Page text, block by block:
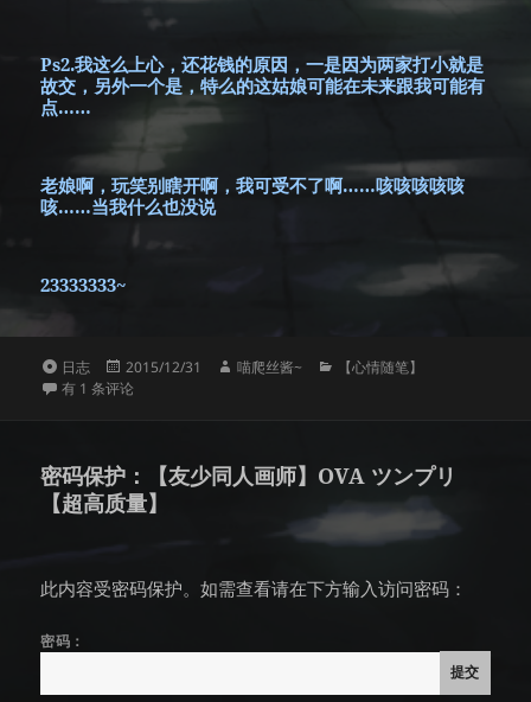
Ps2.我这么上心，还花钱的原因，一是因为两家打小就是
故交，另外一个是，特么的这姑娘可能在未来跟我可能有
点……
老娘啊，玩笑别瞎开啊，我可受不了啊……咳咳咳咳咳
咳……当我什么也没说
23333333~
格
式
日志
发
布
2015/12/31
作
喵爬丝酱~
分【心情随笔】
朋友手机丢了，帮他找，现在查iccid居然要100元了……
有 1 条评论
密码保护：【友少同人画师】OVA ツンプリ
【超高质量】
此内容受密码保护。如需查看请在下方输入访问密码：
密码：